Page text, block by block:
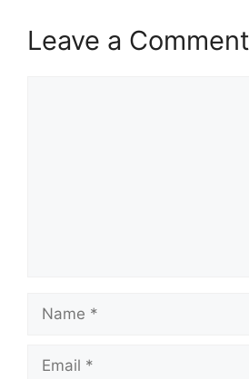
Leave a Comment